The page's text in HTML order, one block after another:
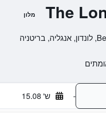
The מלון
- ש' 15.08